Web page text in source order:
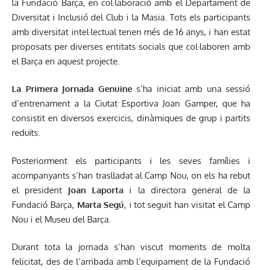
la Fundació Barça, en col·laboració amb el Departament de
Diversitat i Inclusió del Club i la Masia. Tots els participants
amb diversitat intel·lectual tenen més de 16 anys, i han estat
proposats per diverses entitats socials que col·laboren amb
el Barça en aquest projecte.
La Primera Jornada Genuines’ha iniciat amb una sessió
d’entrenament a la Ciutat Esportiva Joan Gamper, que ha
consistit en diversos exercicis, dinàmiques de grup i partits
reduïts.
Posteriorment els participants i les seves famílies i
acompanyants s’han traslladat al Camp Nou, on els ha rebut
el president Joan Laporta i la directora general de la
Fundació Barça, Marta Segú, i tot seguit han visitat el Camp
Nou i el Museu del Barça.
Durant tota la jornada s’han viscut moments de molta
felicitat, des de l’arribada amb l’equipament de la Fundació